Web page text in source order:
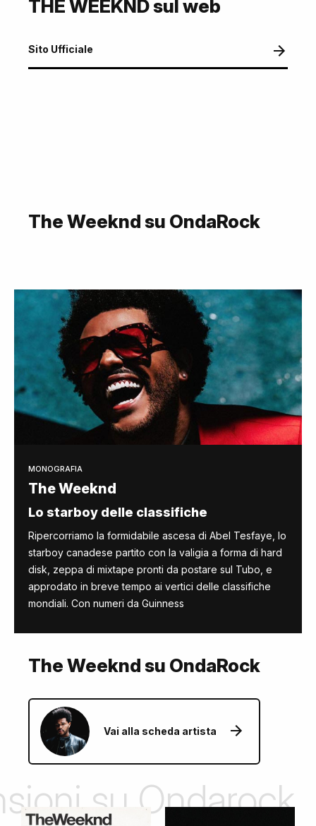
THE WEEKND sul web
Sito Ufficiale
The Weeknd su OndaRock
MONOGRAFIA
The Weeknd
Lo starboy delle classifiche
Ripercorriamo la formidabile ascesa di Abel Tesfaye, lo
starboy canadese partito con la valigia a forma di hard
disk, zeppa di mixtape pronti da postare sul Tubo, e
approdato in breve tempo ai vertici delle classifiche
mondiali. Con numeri da Guinness
The Weeknd su OndaRock
Vai alla scheda artista
su Ondarock